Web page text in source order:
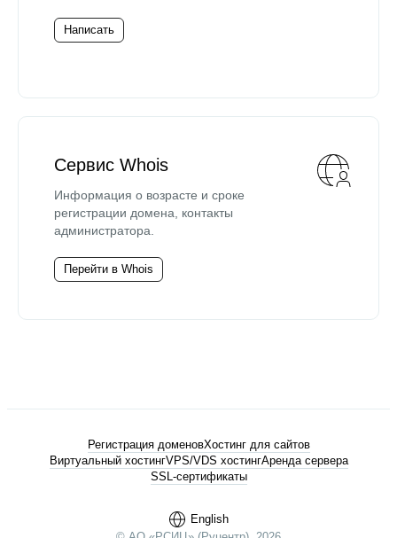
Написать
Сервис Whois
Информация о возрасте и сроке
регистрации домена, контакты
администратора.
Перейти в Whois
English
Регистрация доменовХостинг для сайтов
Виртуальный хостингVPS/VDS хостингАренда сервера
SSL-сертификаты